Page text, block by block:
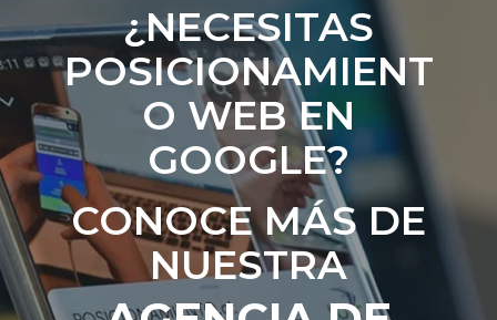
¿NECESITAS
POSICIONAMIENT
O WEB EN
GOOGLE?
CONOCE MÁS DE
NUESTRA